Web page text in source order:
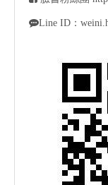
Line ID：